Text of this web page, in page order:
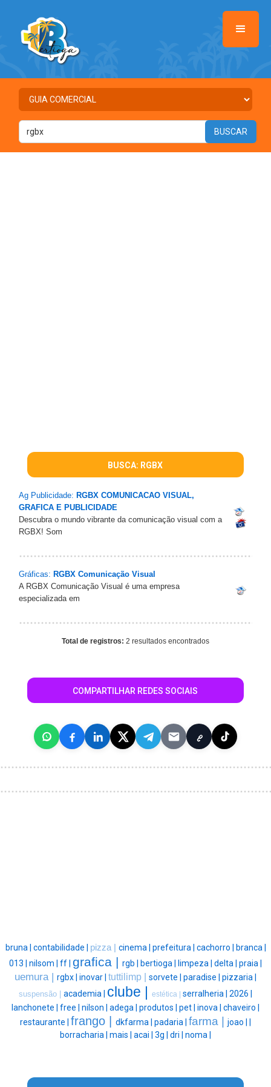
BUSCA: RGBX
Ag Publicidade: RGBX COMUNICACAO VISUAL,
GRAFICA E PUBLICIDADE
Descubra o mundo vibrante da comunicação visual com a
RGBX! Som
Gráficas: RGBX Comunicação Visual
A RGBX Comunicação Visual é uma empresa
especializada em
Total de registros: 2 resultados encontrados
COMPARTILHAR REDES SOCIAIS
bruna | contabilidade | pizza | cinema | prefeitura | cachorro |
branca |
013 | nilsom | ff | grafica | rgb | bertioga | limpeza | delta | praia |
uemura | rgbx | inovar | tuttilimp | sorvete | paradise | pizzaria |
suspensão | academia | clube | estética | serralheria | 2026 |
lanchonete | free | nilson | adega | produtos | pet | inova | chaveiro |
restaurante | frango | dkfarma | padaria | farma | joao |
borracharia | mais | acai | 3g | dri | noma |